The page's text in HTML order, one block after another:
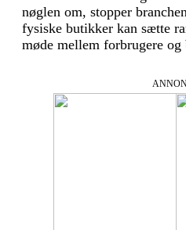
nøglen om, stopper
fysiske butikker kan sætte
møde mellem forbrugere og